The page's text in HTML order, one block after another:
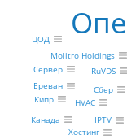
RuVDS
Molitro Holdings
Сбер
HVAC
IPTV
Сервер
Хостинг
ЦОД
Ереван
Кипр
Канада